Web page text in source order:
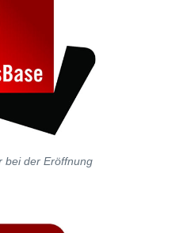
bei der Eröffnung